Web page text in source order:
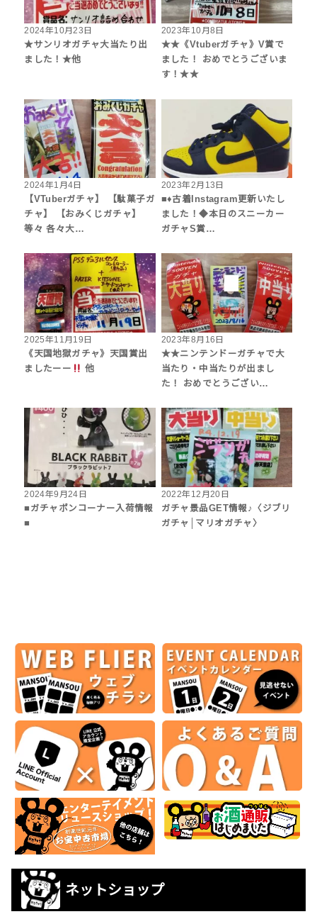
2024年10月23日
★サンリオガチャ大当たり出
ました！★他
2023年10月8日
★★《Vtuberガチャ》V賞で
ました！ おめでとうございま
す！★★
2024年1月4日
【VTuberガチャ】 【駄菓子ガ
チャ】 【おみくじガチャ】
等々 各々大…
2023年2月13日
■♦古着Instagram更新いたし
ました！◆本日のスニーカー
ガチャS賞…
2025年11月19日
《天国地獄ガチャ》天国賞出
ましたーー
他
2023年8月16日
★★ニンテンドーガチャで大
当たり・中当たりが出まし
た！ おめでとうござい…
2024年9月24日
■ガチャポンコーナー入荷情報
■
2022年12月20日
ガチャ景品GET情報♪〈ジブリ
ガチャ│マリオガチャ〉
ネットショップ